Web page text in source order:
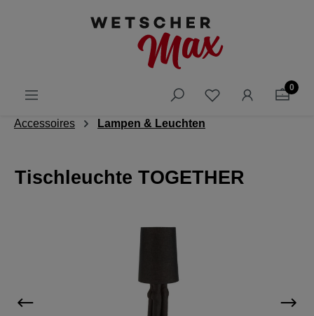
0
Accessoires Lampen & Leuchten
Tischleuchte TOGETHER
Bildergalerie überspringen